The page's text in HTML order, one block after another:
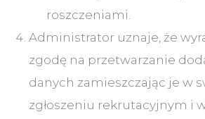
roszczeniami.
Administrator uznaje, że
zgodę na przetwarzanie
danych zamieszczając je w
zgłoszeniu rekrutacyjnym i